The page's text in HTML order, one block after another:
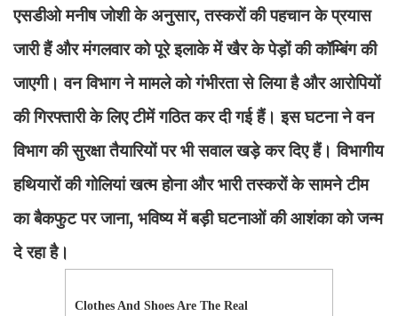
एसडीओ मनीष जोशी के अनुसार, तस्करों की पहचान के प्रयास
जारी हैं और मंगलवार को पूरे इलाके में खैर के पेड़ों की कॉम्बिंग की
जाएगी। वन विभाग ने मामले को गंभीरता से लिया है और आरोपियों
की गिरफ्तारी के लिए टीमें गठित कर दी गई हैं। इस घटना ने वन
विभाग की सुरक्षा तैयारियों पर भी सवाल खड़े कर दिए हैं। विभागीय
हथियारों की गोलियां खत्म होना और भारी तस्करों के सामने टीम
का बैकफुट पर जाना, भविष्य में बड़ी घटनाओं की आशंका को जन्म
दे रहा है।